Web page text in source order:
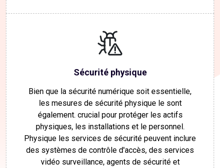
Sécurité physique
Bien que la sécurité numérique soit essentielle,
les mesures de sécurité physique le sont
également. crucial pour protéger les actifs
physiques, les installations et le personnel.
Physique les services de sécurité peuvent inclure
des systèmes de contrôle d'accès, des services
vidéo surveillance, agents de sécurité et